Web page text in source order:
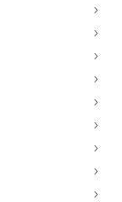
5
5
5
5
5
5
5
5
5